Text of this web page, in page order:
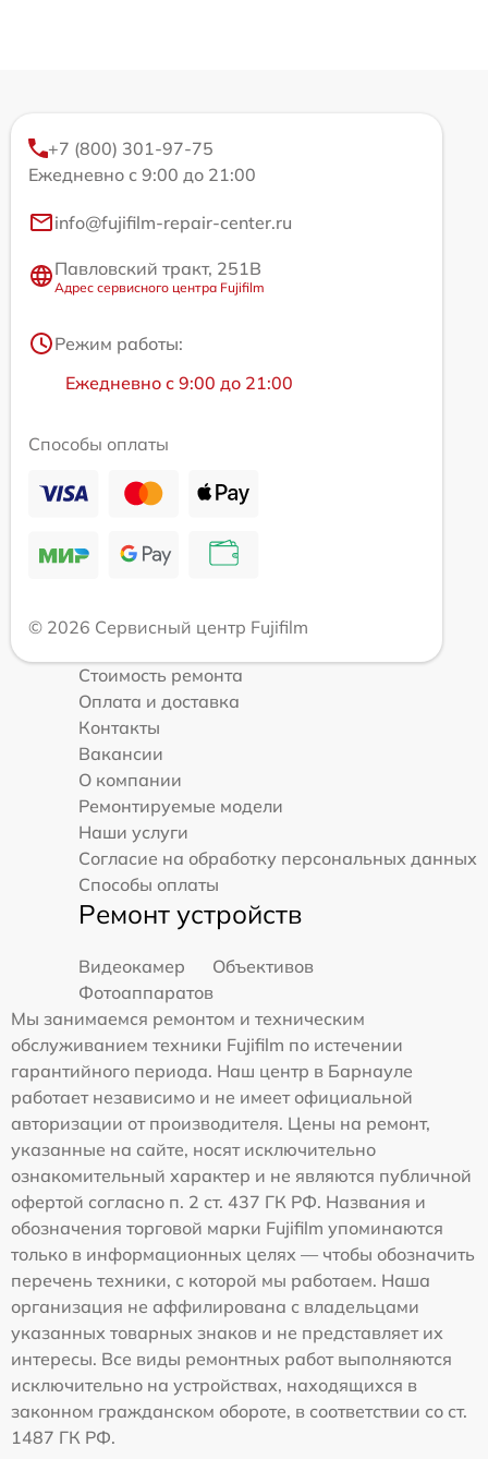
+7 (800) 301-97-75
Ежедневно с 9:00 до 21:00
info@fujifilm-repair-center.ru
Павловский тракт, 251В
Адрес сервисного центра Fujifilm
Режим работы:
Ежедневно с 9:00 до 21:00
Способы оплаты
© 2026 Сервисный центр Fujifilm
Стоимость ремонта
Оплата и доставка
Контакты
Вакансии
О компании
Ремонтируемые модели
Наши услуги
Согласие на обработку персональных данных
Способы оплаты
Ремонт устройств
Видеокамер
Объективов
Фотоаппаратов
Мы занимаемся ремонтом и техническим
обслуживанием техники Fujifilm по истечении
гарантийного периода. Наш центр в Барнауле
работает независимо и не имеет официальной
авторизации от производителя. Цены на ремонт,
указанные на сайте, носят исключительно
ознакомительный характер и не являются публичной
офертой согласно п. 2 ст. 437 ГК РФ. Названия и
обозначения торговой марки Fujifilm упоминаются
только в информационных целях — чтобы обозначить
перечень техники, с которой мы работаем. Наша
организация не аффилирована с владельцами
указанных товарных знаков и не представляет их
интересы. Все виды ремонтных работ выполняются
исключительно на устройствах, находящихся в
законном гражданском обороте, в соответствии со ст.
1487 ГК РФ.